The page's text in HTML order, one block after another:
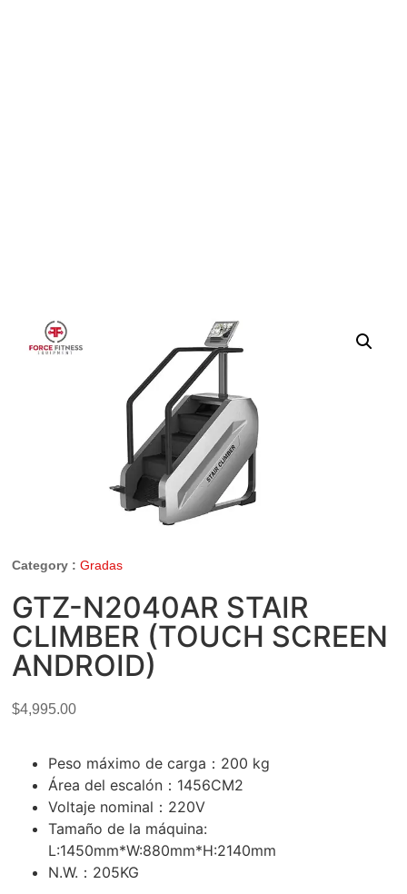
Category :Gradas
GTZ-N2040AR STAIR
CLIMBER (TOUCH SCREEN
ANDROID)
$4,995.00
Peso máximo de carga：200 kg
Área del escalón：1456CM2
Voltaje nominal：220V
Tamaño de la máquina:
L:1450mm*W:880mm*H:2140mm
N.W.：205KG